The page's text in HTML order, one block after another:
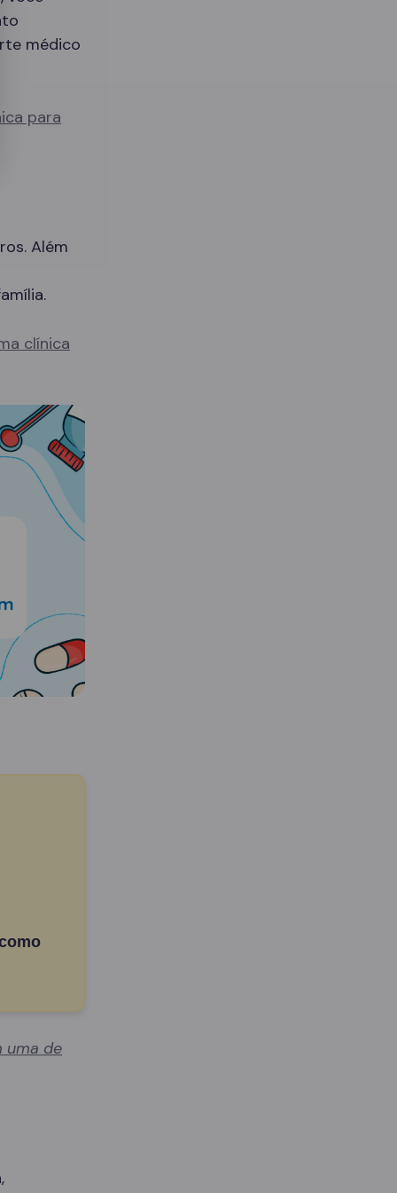
médico
para
Além
clínica
uma de